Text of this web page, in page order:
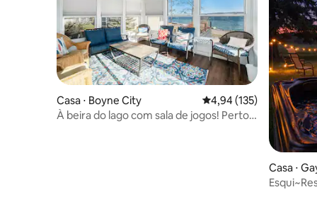
Casa ⋅ Boyne City 4,94 de uma avaliação
4,94 (135)
À beira do lago com sala de jogos! Perto
Casa ⋅